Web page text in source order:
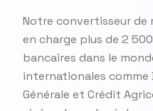
Notre convertisseur de
en charge plus de 2
bancaires dans le
internationales comme
Générale et Crédit